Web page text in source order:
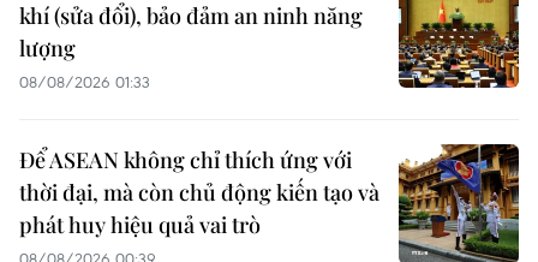
khí (sửa đổi), bảo đảm an ninh năng
lượng
08/08/2026 01:33
Để ASEAN không chỉ thích ứng với
thời đại, mà còn chủ động kiến tạo và
phát huy hiệu quả vai trò